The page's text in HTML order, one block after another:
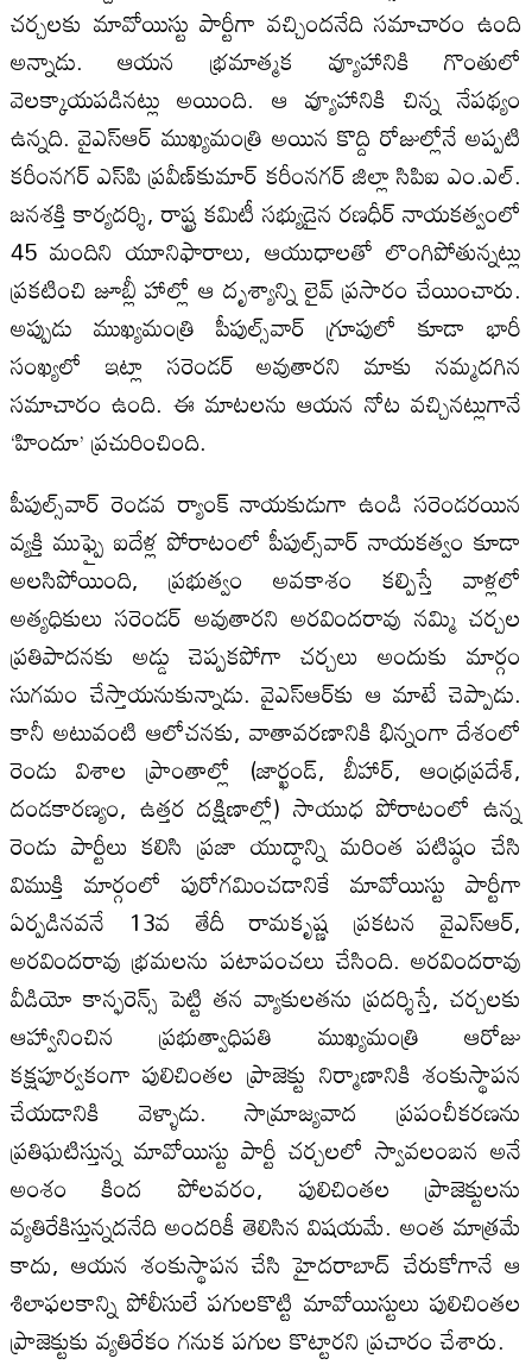
చర్చలకు మావోయిస్టు పార్టీగా వచ్చిందనేది సమాచారం ఉంది
అన్నాడు. ఆయన భ్రమాత్మక వ్యూహానికి గొంతులో
వెలక్కాయపడినట్లు అయింది. ఆ వ్యూహానికి చిన్న నేపథ్యం
ఉన్నది. వైఎస్‌ఆర్‌ ముఖ్యమంత్రి అయిన కొద్ది రోజుల్లోనే అప్పటి
కరీంనగర్‌ ఎస్‌పి ప్రవీణ్‌కుమార్‌ కరీంనగర్‌ జిల్లా సిపిఐ ఎం.ఎల్‌.
జనశక్తి కార్యదర్శి, రాష్ట్ర కమిటీ సభ్యుడైన రణధీర్‌ నాయకత్వంలో
45 మందిని యూనిఫారాలు, ఆయుధాలతో లొంగిపోతున్నట్లు
ప్రకటించి జూబ్లీ హాల్లో ఆ దృశ్యాన్ని లైవ్‌ ప్రసారం చేయించారు.
అప్పుడు ముఖ్యమంత్రి పీపుల్స్‌వార్‌ గ్రూపులో కూడా భారీ
సంఖ్యలో ఇట్లా సరెండర్‌ అవుతారని మాకు నమ్మదగిన
సమాచారం ఉంది. ఈ మాటలను ఆయన నోట వచ్చినట్లుగానే
‘హిందూ’ ప్రచురించింది.
పీపుల్స్‌వార్‌ రెండవ ర్యాంక్‌ నాయకుడుగా ఉండి సరెండరయిన
వ్యక్తి ముఫ్పై ఐదేళ్ల పోరాటంలో పీపుల్స్‌వార్‌ నాయకత్వం కూడా
అలసిపోయింది, ప్రభుత్వం అవకాశం కల్పిస్తే వాళ్లలో
అత్యధికులు సరెండర్‌ అవుతారని అరవిందరావు నమ్మి చర్చల
ప్రతిపాదనకు అడ్డు చెప్పకపోగా చర్చలు అందుకు మార్గం
సుగమం చేస్తాయనుకున్నాడు. వైఎస్‌ఆర్‌కు ఆ మాటే చెప్పాడు.
కానీ అటువంటి ఆలోచనకు, వాతావరణానికి భిన్నంగా దేశంలో
రెండు విశాల ప్రాంతాల్లో (జార్ఖండ్‌, బీహార్‌, ఆంధ్రప్రదేశ్‌,
దండకారణ్యం, ఉత్తర దక్షిణాల్లో) సాయుధ పోరాటంలో ఉన్న
రెండు పార్టీలు కలిసి ప్రజా యుద్ధాన్ని మరింత పటిష్ఠం చేసి
విముక్తి మార్గంలో పురోగమించడానికే మావోయిస్టు పార్టీగా
ఏర్పడినవనే 13వ తేదీ రామకృష్ణ ప్రకటన వైఎస్‌ఆర్‌,
అరవిందరావు భ్రమలను పటాపంచలు చేసింది. అరవిందరావు
వీడియో కాన్ఫరెన్స్‌ పెట్టి తన వ్యాకులతను ప్రదర్శిస్తే, చర్చలకు
ఆహ్వానించిన ప్రభుత్వాధిపతి ముఖ్యమంత్రి ఆరోజు
కక్షపూర్వకంగా పులిచింతల ప్రాజెక్టు నిర్మాణానికి శంకుస్థాపన
చేయడానికి వెళ్ళాడు. సామ్రాజ్యవాద ప్రపంచీకరణను
ప్రతిఘటిస్తున్న మావోయిస్టు పార్టీ చర్చలలో స్వావలంబన అనే
అంశం కింద పోలవరం, పులిచింతల ప్రాజెక్టులను
వ్యతిరేకిస్తున్నదనేది అందరికీ తెలిసిన విషయమే. అంత మాత్రమే
కాదు, ఆయన శంకుస్థాపన చేసి హైదరాబాద్‌ చేరుకోగానే ఆ
శిలాఫలకాన్ని పోలీసులే పగులకొట్టి మావోయిస్టులు పులిచింతల
ప్రాజెక్టుకు వ్యతిరేకం గనుక పగుల కొట్టారని ప్రచారం చేశారు.